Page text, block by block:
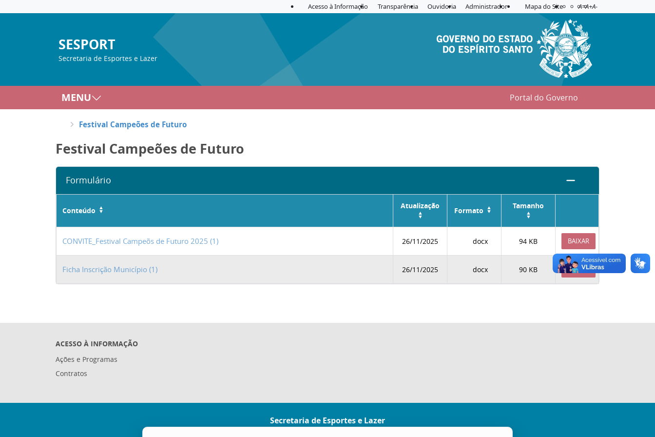
Acesso à Informação Transparência Ouvidoria Administrador Mapa do Site Acessibilidade
Aplicar contraste
A=A+A-
SESPORT
Secretaria de Esportes e Lazer
MENU Portal do Governo
Festival Campeões de Futuro
Festival Campeões de Futuro
Formulário
Conteúdo
Atualização
Formato
Tamanho
CONVITE_Festival Campeõs de Futuro 2025 (1) 26/11/2025 docx 94 KB BAIXAR
Ficha Inscrição Município (1) 26/11/2025 docx 90 KB BAIXAR
ACESSO À INFORMAÇÃO
Ações e Programas
Contratos
Secretaria de Esportes e Lazer